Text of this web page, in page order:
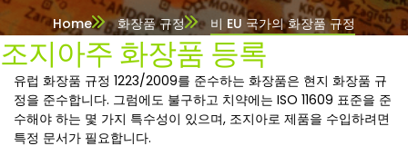
Home 화장품 규정 비 EU 국가의 화장품 규정
조지아주 화장품 등록
유럽 화장품 규정 1223/2009를 준수하는 화장품은 현지 화장품 규
정을 준수합니다. 그럼에도 불구하고 치약에는 ISO 11609 표준을 준
수해야 하는 몇 가지 특수성이 있으며, 조지아로 제품을 수입하려면
특정 문서가 필요합니다.